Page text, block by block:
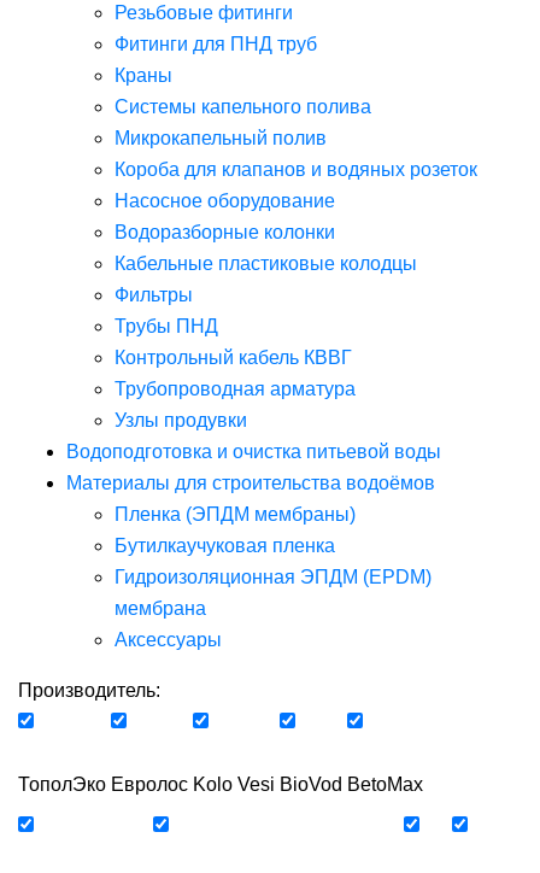
Резьбовые фитинги
Фитинги для ПНД труб
Краны
Системы капельного полива
Микрокапельный полив
Короба для клапанов и водяных розеток
Насосное оборудование
Водоразборные колонки
Кабельные пластиковые колодцы
Фильтры
Трубы ПНД
Контрольный кабель КВВГ
Трубопроводная арматура
Узлы продувки
Водоподготовка и очистка питьевой воды
Материалы для строительства водоёмов
Пленка (ЭПДМ мембраны)
Бутилкаучуковая пленка
Гидроизоляционная ЭПДМ (EPDM)
мембрана
Аксессуары
Производитель:
ТополЭко Евролос Kolo Vesi BioVod BetoMax